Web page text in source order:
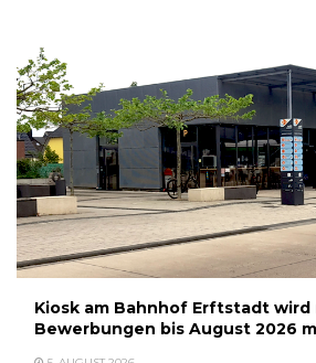
Kiosk am Bahnhof Erftstadt
Bewerbungen bis August 2026